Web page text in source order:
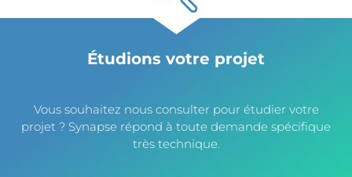
Étudions votre projet
Vous souhaitez nous consulter pour étudier votre
projet ? Synapse répond à toute demande spécifique
très technique.